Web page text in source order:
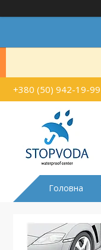
+380 (50) 942-19-99
Головна